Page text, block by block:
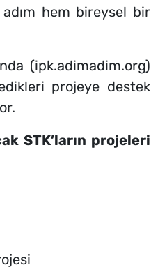
hem bireysel bir
(ipk.adimadim.org)
projeye destek
STK’ların projeleri